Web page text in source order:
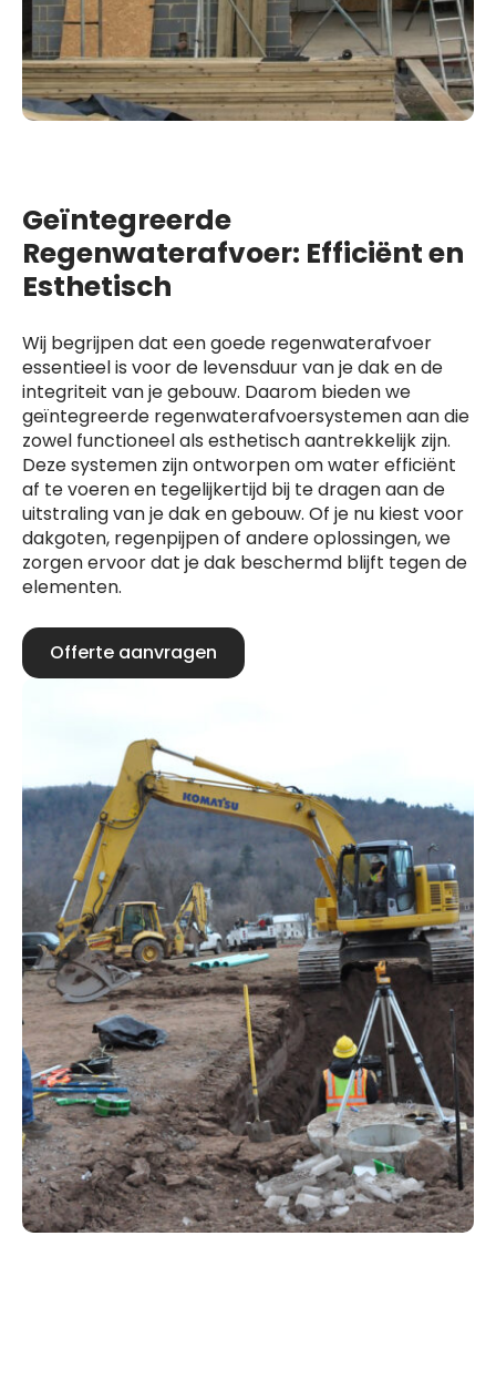
Geïntegreerde
Regenwaterafvoer: Efficiënt en
Esthetisch
Wij begrijpen dat een goede regenwaterafvoer
essentieel is voor de levensduur van je dak en de
integriteit van je gebouw. Daarom bieden we
geïntegreerde regenwaterafvoersystemen aan die
zowel functioneel als esthetisch aantrekkelijk zijn.
Deze systemen zijn ontworpen om water efficiënt
af te voeren en tegelijkertijd bij te dragen aan de
uitstraling van je dak en gebouw. Of je nu kiest voor
dakgoten, regenpijpen of andere oplossingen, we
zorgen ervoor dat je dak beschermd blijft tegen de
elementen.
Offerte aanvragen